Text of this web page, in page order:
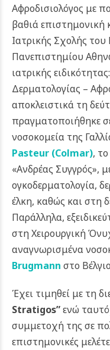
Αφροδισιολόγος με
βαθιά επιστημονική
Ιατρικής Σχολής του
Πανεπιστημίου
ιατρικής
Δερματολογίας –
αποκλειστικά τη
πραγματοποιήθηκε
νοσοκομεία της
Pasteur (Colmar), το
«Ανδρέας Συγγρός»,
ογκοδερματολογία,
έλκη, καθώς και στη
Παράλληλα,
στη Χειρουργική
αναγνωρισμένα
Brugmann στο
Έχει τιμηθεί με τη
Stratigos”ενώ
συμμετοχή της σε
επιστημονικές